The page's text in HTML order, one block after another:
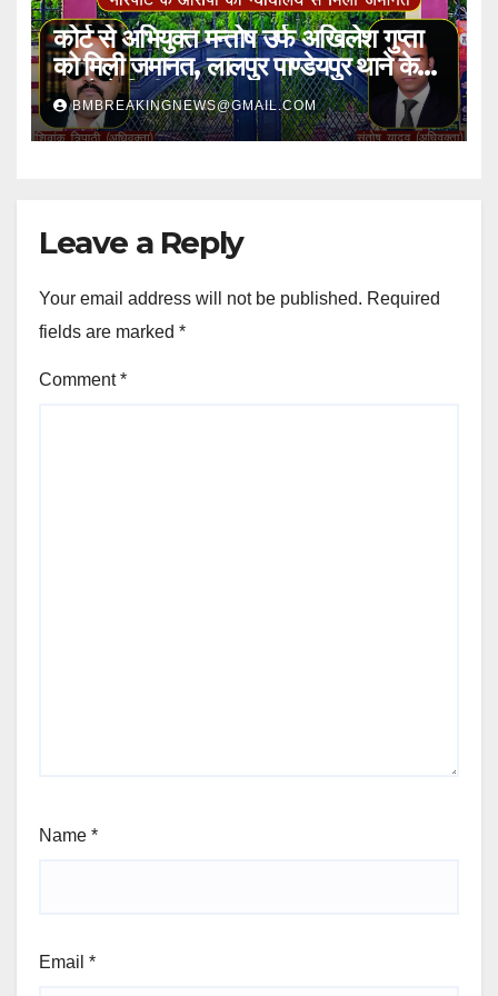
कोर्ट से अभियुक्त मन्तोष उर्फ अखिलेश गुप्ता
को मिली जमानत, लालपुर पाण्डेयपुर थाने के
मामले में मिली राहत
BMBREAKINGNEWS@GMAIL.COM
Leave a Reply
Your email address will not be published. Required
fields are marked *
Comment*
Name *
Email *